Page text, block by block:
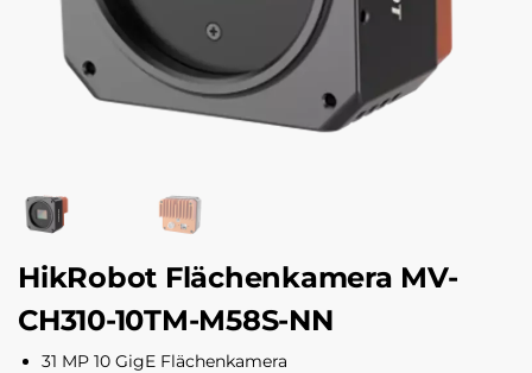
HikRobot Flächenkamera MV-
CH310-10TM-M58S-NN
31 MP 10 GigE Flächenkamera